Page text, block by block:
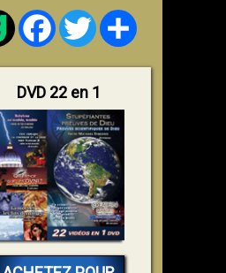
FacebookTwitter
DVD 22 en 1